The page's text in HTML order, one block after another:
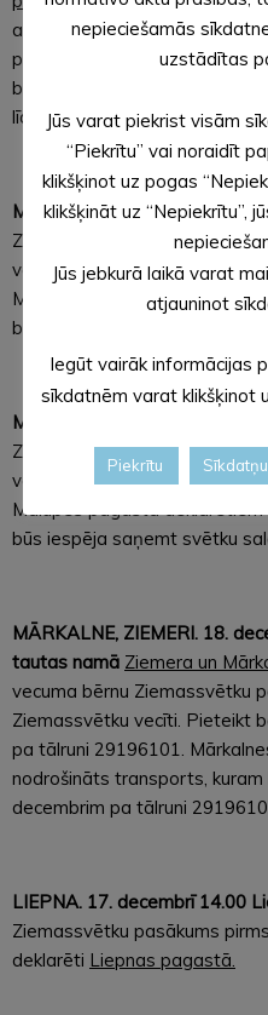
ar sniega vīru un
pasākumā lūdzam pa tālruni
bērniem tiks nodrošināts
līdz 12. decembrim pa tālruni
MALIENA. 17. decembrī14.00
Ziemassvētku pasākums
vecuma bērniem “Svētku
Malienas pagastā deklarētiem
būs iespēja saņemt svētku
MĀLUPE. 17. decembrī
Ziemassvētku pasākums
vecuma bērniem “Svētku
Mālupes pagastā deklarētiem
būs iespēja saņemt svētku
MĀRKALNE, ZIEMERI. 18.
tautas namā Ziemera un
vecuma bērnu Ziemassvētku
Ziemassvētku vecīti. Pieteikt
pa tālruni 29196101.
nodrošināts transports, kuram
decembrim pa tālruni
LIEPNA. 17. decembrī 14.00
Ziemassvētku pasākums
deklarēti Liepnas pagastā.
nepieciešamās
uzstādītas
Jūs varat piekrist visām
“Piekrītu” vai noraidīt
klikšķinot uz pogas
klikšķināt uz “Nepiekrītu”,
Jūs jebkurā laikā varat
atjauninot
Iegūt vairāk informācijas
sīkdatnēm varat klikšķinot
Piekrītu